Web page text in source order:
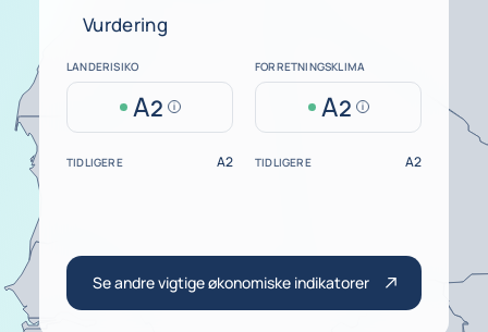
Vurdering
LANDERISIKO
A2 Help
FORRETNINGSKLIMA
A2 Help
TIDLIGERE A2 TIDLIGERE A2
Se andre vigtige økonomiske indikatorer